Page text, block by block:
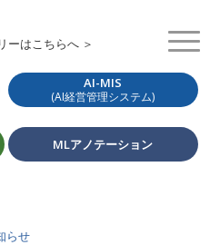
ーはこちらへ ＞
AI-MIS
(AI経営管理システム)
MLアノテーション
らせ